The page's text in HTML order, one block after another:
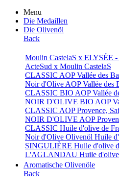
Menu
Die Medaillen
Die Olivenöl
Back
Moulin CastelaS x ELYSÉE -
ActeSud x Moulin CastelaS
CLASSIC AOP Vallée des
Noir d'Olive AOP Vallée des
CLASSIC BIO AOP Vallée
NOIR D'OLIVE BIO AOP
CLASSIC AOP Provence,
NOIR D'OLIVE AOP
CLASSIC Huile d'olive de
Noir d'Olive Olivenöl Huile
SINGULIÈRE Huile d'olive
L'AGLANDAU Huile d'olive
Aromatische Olivenöle
Back